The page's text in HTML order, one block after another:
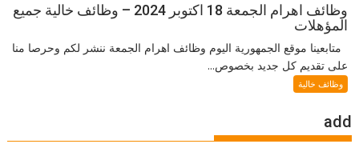
وظائف اهرام الجمعة 18 اكتوبر 2024 – وظائف خالية جميع
المؤهلات
متابعينا موقع الجمهورية اليوم وظائف اهرام الجمعة ننشر لكم وحرصا منا
على تقديم كل جديد بخصوص...
وظائف خالية
add